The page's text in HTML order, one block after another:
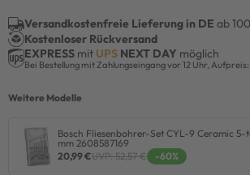
Versandkostenfreie Lieferung in DE ab
Kostenloser Rückversand
EXPRESS mit UPS NEXT DAY möglich
Bei Bestellung mit Zahlungseingang vor 12 Uhr,
Weitere Modelle
Bosch Fliesenbohrer-Set CYL-9 Ceramic 5-
mm 2608587169
20,99 €UVP: 52,57 € -60%